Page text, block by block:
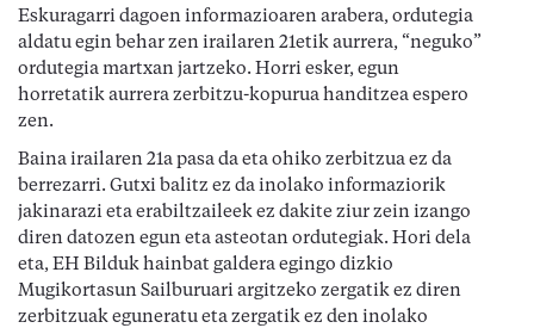
Eskuragarri dagoen informazioaren arabera, ordutegia
aldatu egin behar zen irailaren 21etik aurrera, “neguko”
ordutegia martxan jartzeko. Horri esker, egun
horretatik aurrera zerbitzu-kopurua handitzea espero
zen.
Baina irailaren 21a pasa da eta ohiko zerbitzua ez da
berrezarri. Gutxi balitz ez da inolako informaziorik
jakinarazi eta erabiltzaileek ez dakite ziur zein izango
diren datozen egun eta asteotan ordutegiak. Hori dela
eta, EH Bilduk hainbat galdera egingo dizkio
Mugikortasun Sailburuari argitzeko zergatik ez diren
zerbitzuak eguneratu eta zergatik ez den inolako